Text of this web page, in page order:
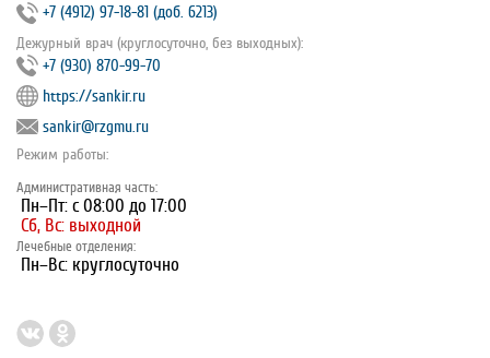
+7 (4912) 97‐18‐81 (доб. 6213)
Дежурный врач (круглосуточно, без выходных):
+7 (930) 870-99-70
https://sankir.ru
sankir@rzgmu.ru
Режим работы:
Административная часть:
Пн–Пт: с 08:00 до 17:00
Сб, Вс: выходной
Лечебные отделения:
Пн–Вс: круглосуточно